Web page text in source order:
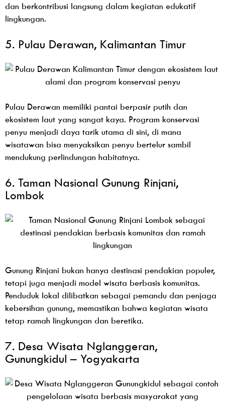
dan berkontribusi langsung dalam kegiatan edukatif
lingkungan.
5. Pulau Derawan, Kalimantan Timur
Pulau Derawan memiliki pantai berpasir putih dan
ekosistem laut yang sangat kaya. Program konservasi
penyu menjadi daya tarik utama di sini, di mana
wisatawan bisa menyaksikan penyu bertelur sambil
mendukung perlindungan habitatnya.
6. Taman Nasional Gunung Rinjani,
Lombok
Gunung Rinjani bukan hanya destinasi pendakian populer,
tetapi juga menjadi model wisata berbasis komunitas.
Penduduk lokal dilibatkan sebagai pemandu dan penjaga
kebersihan gunung, memastikan bahwa kegiatan wisata
tetap ramah lingkungan dan beretika.
7. Desa Wisata Nglanggeran,
Gunungkidul – Yogyakarta